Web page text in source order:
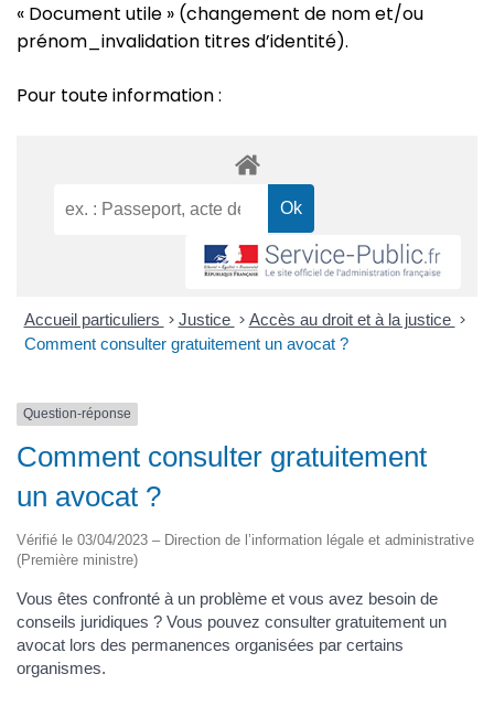
« Document utile » (changement de nom et/ou
prénom_invalidation titres d’identité).
Pour toute information :
Accueil particuliers > Justice > Accès au droit et à la justice >
Comment consulter gratuitement un avocat ?
Question-réponse
Comment consulter gratuitement
un avocat ?
Vérifié le 03/04/2023 – Direction de l’information légale et administrative
(Première ministre)
Vous êtes confronté à un problème et vous avez besoin de
conseils juridiques ? Vous pouvez consulter gratuitement un
avocat lors des permanences organisées par certains
organismes.